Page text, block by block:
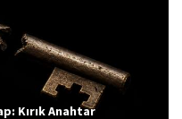
Kırık Anahtar